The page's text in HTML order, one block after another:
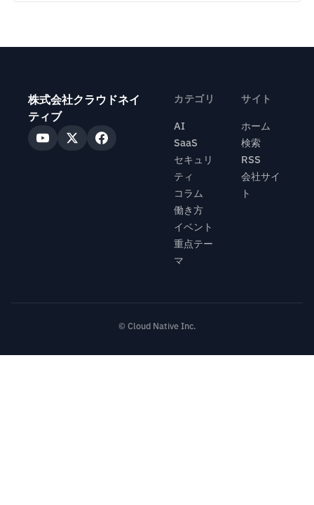
株式会社クラウドネイ
ティブ
カテゴリ
AI
SaaS
セキュリ
ティ
コラム
働き方
イベント
重点テー
マ
サイト
ホーム
検索
RSS
会社サイ
ト
© Cloud Native Inc.